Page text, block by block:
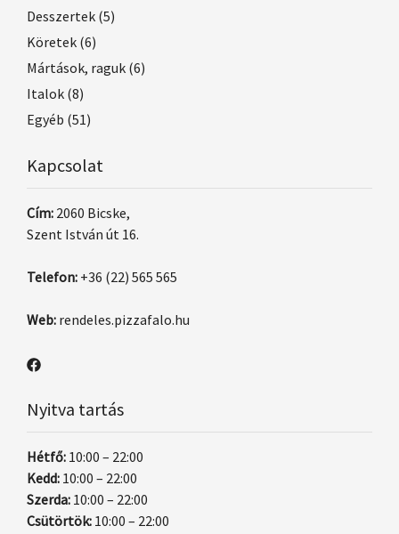
Desszertek (5)
Köretek (6)
Mártások, raguk (6)
Italok (8)
Egyéb (51)
Kapcsolat
Cím: 2060 Bicske,
Szent István út 16.
Telefon: +36 (22) 565 565
Web: rendeles.pizzafalo.hu
Nyitva tartás
Hétfő: 10:00 – 22:00
Kedd: 10:00 – 22:00
Szerda: 10:00 – 22:00
Csütörtök: 10:00 – 22:00